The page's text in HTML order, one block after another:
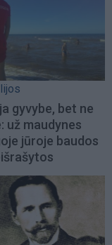
gyvybe, bet ne
už maudynes
jūroje baudos